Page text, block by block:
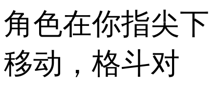
角色在你指尖下
移动，格斗对